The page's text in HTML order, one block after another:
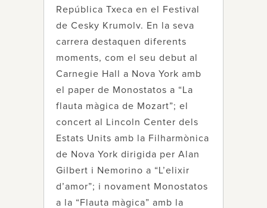
República Txeca en el Festival
de Cesky Krumolv. En la seva
carrera destaquen diferents
moments, com el seu debut al
Carnegie Hall a Nova York amb
el paper de Monostatos a “La
flauta màgica de Mozart”; el
concert al Lincoln Center dels
Estats Units amb la Filharmònica
de Nova York dirigida per Alan
Gilbert i Nemorino a “L’elixir
d’amor”; i novament Monostatos
a la “Flauta màgica” amb la